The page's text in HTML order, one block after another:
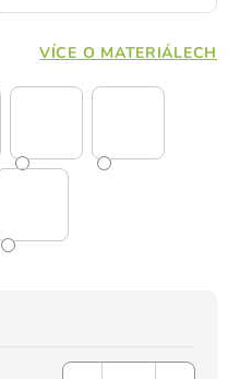
VÍCE O MATERIÁLECH